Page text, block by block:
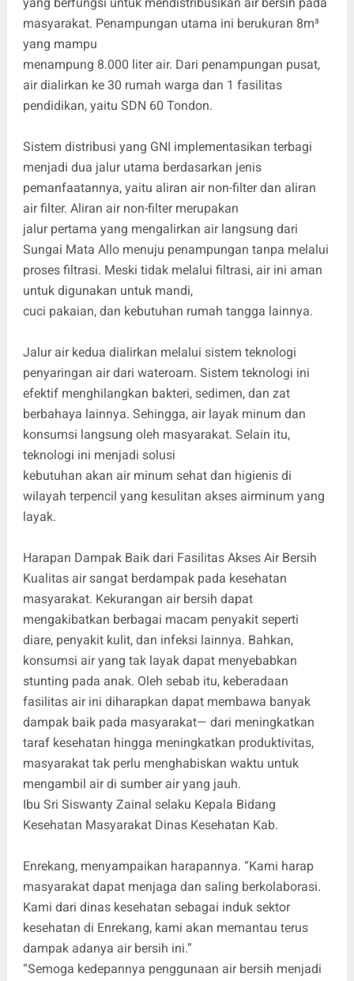
yang berfungsi untuk mendistribusikan air bersih pada
masyarakat. Penampungan utama ini berukuran 8m³
yang mampu
menampung 8.000 liter air. Dari penampungan pusat,
air dialirkan ke 30 rumah warga dan 1 fasilitas
pendidikan, yaitu SDN 60 Tondon.
Sistem distribusi yang GNI implementasikan terbagi
menjadi dua jalur utama berdasarkan jenis
pemanfaatannya, yaitu aliran air non-filter dan aliran
air filter. Aliran air non-filter merupakan
jalur pertama yang mengalirkan air langsung dari
Sungai Mata Allo menuju penampungan tanpa melalui
proses filtrasi. Meski tidak melalui filtrasi, air ini aman
untuk digunakan untuk mandi,
cuci pakaian, dan kebutuhan rumah tangga lainnya.
Jalur air kedua dialirkan melalui sistem teknologi
penyaringan air dari wateroam. Sistem teknologi ini
efektif menghilangkan bakteri, sedimen, dan zat
berbahaya lainnya. Sehingga, air layak minum dan
konsumsi langsung oleh masyarakat. Selain itu,
teknologi ini menjadi solusi
kebutuhan akan air minum sehat dan higienis di
wilayah terpencil yang kesulitan akses airminum yang
layak.
Harapan Dampak Baik dari Fasilitas Akses Air Bersih
Kualitas air sangat berdampak pada kesehatan
masyarakat. Kekurangan air bersih dapat
mengakibatkan berbagai macam penyakit seperti
diare, penyakit kulit, dan infeksi lainnya. Bahkan,
konsumsi air yang tak layak dapat menyebabkan
stunting pada anak. Oleh sebab itu, keberadaan
fasilitas air ini diharapkan dapat membawa banyak
dampak baik pada masyarakat— dari meningkatkan
taraf kesehatan hingga meningkatkan produktivitas,
masyarakat tak perlu menghabiskan waktu untuk
mengambil air di sumber air yang jauh.
Ibu Sri Siswanty Zainal selaku Kepala Bidang
Kesehatan Masyarakat Dinas Kesehatan Kab.
Enrekang, menyampaikan harapannya. “Kami harap
masyarakat dapat menjaga dan saling berkolaborasi.
Kami dari dinas kesehatan sebagai induk sektor
kesehatan di Enrekang, kami akan memantau terus
dampak adanya air bersih ini.”
“Semoga kedepannya penggunaan air bersih menjadi